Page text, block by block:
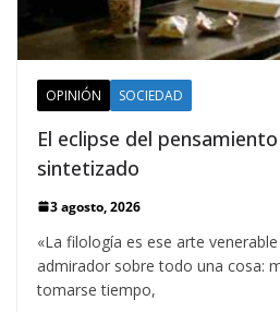
OPINIÓN SOCIEDAD
El eclipse del
sintetizado
3 agosto, 2026
«La filología es ese arte
admirador sobre todo una cosa:
tomarse tiempo,